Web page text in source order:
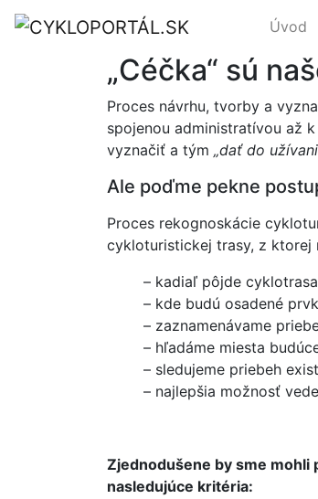
Úvod
„Céčka“ sú
Proces návrhu, tvorby a
spojenou administratívou až
vyznačiť a tým „dať do
Ale poďme pekne
Proces rekognoskácie
cykloturistickej trasy, z ktorej
– kadiaľ pôjde
– kde budú osadené
– zaznamenávame
– hľadáme miesta
– sledujeme priebeh
– najlepšia možnosť
Zjednodušene by sme
nasledujúce kritéria: